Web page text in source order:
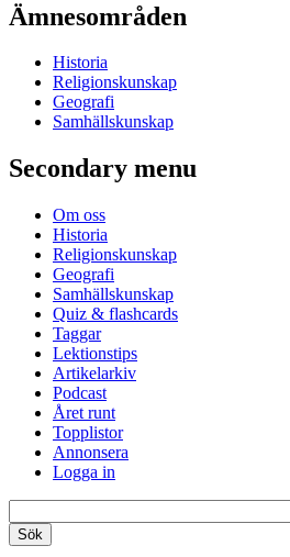
Ämnesområden
Historia
Religionskunskap
Geografi
Samhällskunskap
Secondary menu
Om oss
Historia
Religionskunskap
Geografi
Samhällskunskap
Quiz & flashcards
Taggar
Lektionstips
Artikelarkiv
Podcast
Året runt
Topplistor
Annonsera
Logga in